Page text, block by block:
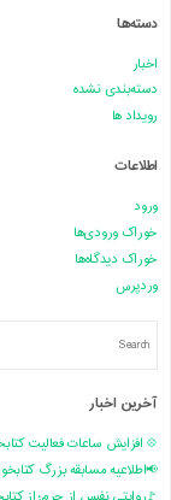
دسته‌ها
اخبار
دسته‌بندی نشده
رویداد ها
اطلاعات
ورود
خوراک ورودی‌ها
خوراک دیدگاه‌ها
وردپرس
آخرین اخبار
💠 افزایش ساعات فعالیت
📢اطلاعیه مسابقه بزرگ